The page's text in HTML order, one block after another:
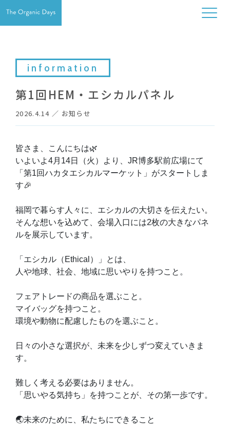
information
第1回HEM・エシカルパネル
2026.4.14 ／ お知らせ
皆さま、こんにちは🌿
いよいよ4月14日（火）より、JR博多駅前広場にて
「第1回ハカタエシカルマーケット」がスタートしま
す🎉
福岡で暮らす人々に、エシカルの大切さを伝えたい。
そんな想いを込めて、会場入口には2枚の大きなパネ
ルを展示しています。
「エシカル（Ethical）」とは、
人や地球、社会、地域に思いやりを持つこと。
フェアトレードの商品を選ぶこと。
マイバッグを持つこと。
環境や動物に配慮したものを選ぶこと。
日々の小さな選択が、未来を少しずつ変えていきま
す。
難しく考える必要はありません。
「思いやる気持ち」を持つことが、その第一歩です。
🌏未来のために、私たちにできること